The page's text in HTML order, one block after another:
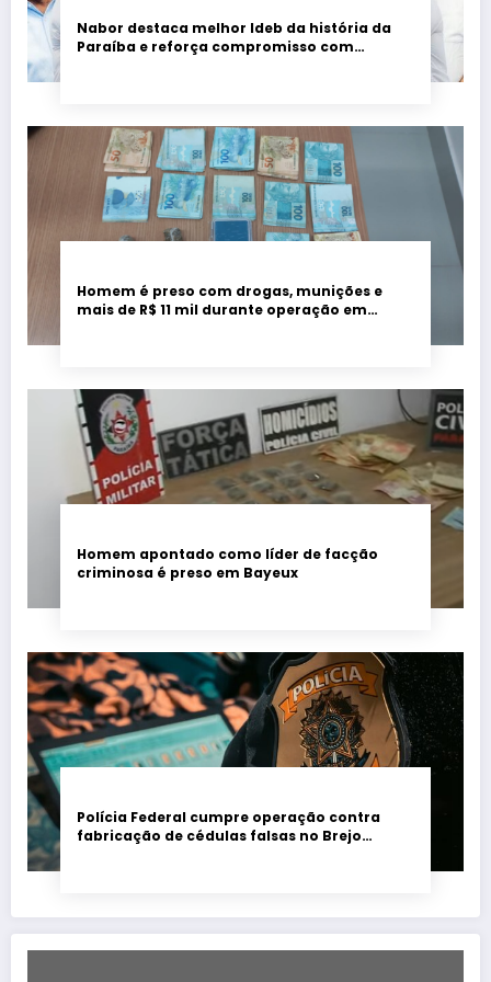
Nabor destaca melhor Ideb da história da
Paraíba e reforça compromisso com
Homem é preso com drogas, munições e
mais de R$ 11 mil durante operação em
Homem apontado como líder de facção
criminosa é preso em Bayeux
Polícia Federal cumpre operação contra
fabricação de cédulas falsas no Brejo